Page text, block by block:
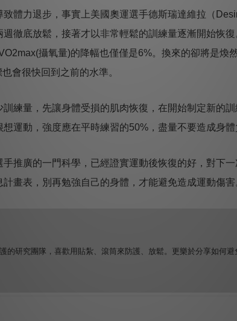
體力退步，事實上美國奧運選手德斯瑞達維拉（
徹底放鬆，接著才以非常輕鬆的訓練量逐漸開始恢復
攝氧量)的降幅也僅僅是6%。換來的卻將是煥
會很快回到之前的水準。
練量，先讓身體受損的肌肉恢復，在開始制定新的訓
運動，強度應在平時練習的50%，盡量不要造成身
推廣的一門科學，已經證實運動後恢復的好，對下
畫表，別再勉強自己的身體，才能避免造成運動傷害
的研究團隊，喜歡用貼紮、滾筒來防護、放鬆。更樂於分享如何避